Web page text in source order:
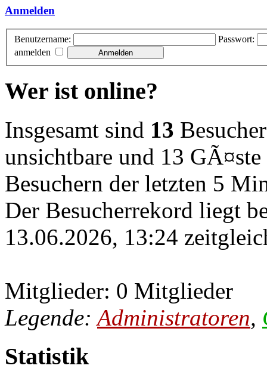
Anmelden
Benutzername:
Passwort:
anmelden
Wer ist online?
Insgesamt sind 13
unsichtbare und 13
Besuchern der letzten 5
Der Besucherrekord liegt
13.06.2026, 13:24
Mitglieder: 0 Mitglieder
Legende:Administratoren,
Statistik